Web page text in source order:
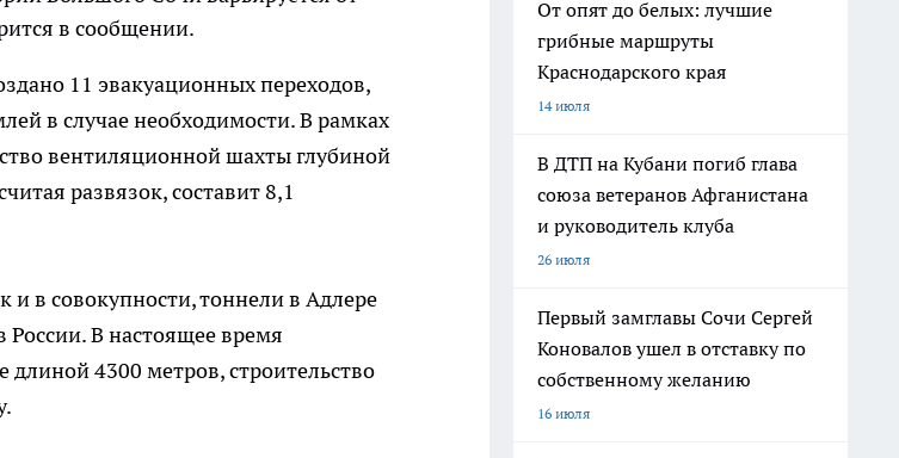
в сообщении.
11 эвакуационных переходов,
в случае необходимости. В рамках
вентиляционной шахты глубиной
развязок, составит 8,1
и в совокупности, тоннели в Адлере
В настоящее время
4300 метров, строительство
От опят до белых: лучшие
грибные маршруты
Краснодарского края
14 июля
В ДТП на Кубани погиб глава
союза ветеранов Афганистана
и руководитель клуба
26 июля
Первый замглавы Сочи Сергей
Коновалов ушел в отставку по
собственному желанию
16 июля